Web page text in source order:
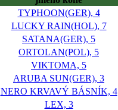
TYPHOON(GER), 4
LUCKY RAIN(HOL), 7
SATANA(GER), 5
ORTOLAN(POL), 5
VIKTOMA, 5
ARUBA SUN(GER), 3
NERO KRVAVÝ BÁSNÍK, 4
LEX, 3